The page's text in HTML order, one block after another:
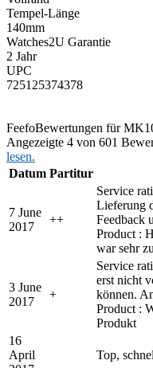
Tempel-Länge
140mm
Watches2U Garantie
2 Jahr
UPC
725125374378
FeefoBewertungen für
Angezeigte 4 von 601
lesen.
Datum Partitur
7 June
2017
++
Service
Lieferung
Feedback
Product :
war sehr
3 June
2017
+
Service
erst nicht
können.
Product :
Produkt
16
April
Top,